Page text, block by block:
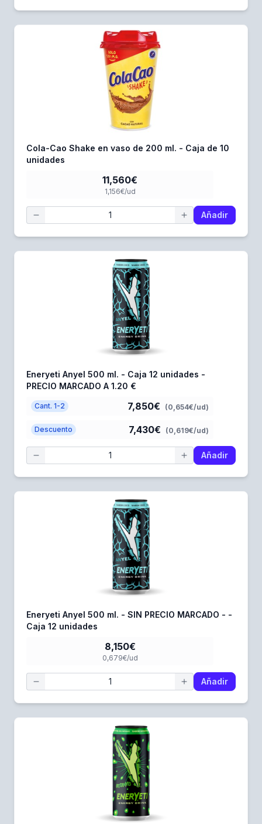
Cola-Cao Shake en vaso de 200 ml. - Caja de 10
unidades
11,560€
1,156€/ud
Añadir
Eneryeti Anyel 500 ml. - Caja 12 unidades -
PRECIO MARCADO A 1.20 €
Cant. 1-2 7,850€ (0,654€/ud)
Descuento 7,430€ (0,619€/ud)
Añadir
Eneryeti Anyel 500 ml. - SIN PRECIO MARCADO - -
Caja 12 unidades
8,150€
0,679€/ud
Añadir